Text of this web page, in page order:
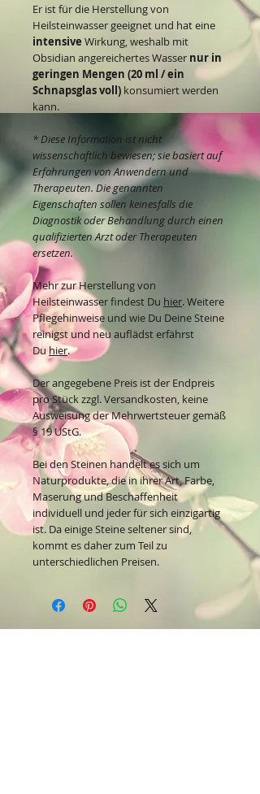
Er ist für die Herstellung von
Heilsteinwasser geeignet und hat eine
intensive Wirkung, weshalb mit
Obsidian angereichertes Wasser nur in
geringen Mengen (20 ml / ein
Schnapsglas voll) konsumiert werden
kann.
* Diese Information ist nicht
wissenschaftlich bewiesen; sie basiert auf
Erfahrungen von Anwendern und
Therapeuten. Die genannten
Eigenschaften sollen keinesfalls die
Diagnostik oder Behandlung durch einen
qualifizierten Arzt oder Therapeuten
ersetzen.
Mehr zur Herstellung von
Heilsteinwasser findest Du hier. Weitere
Pflegehinweise und wie Du Deine Steine
reinigst und neu auflädst erfährst
Du hier.
Der angegebene Preis ist der Endpreis
pro Stück zzgl. Versandkosten, keine
Ausweisung der Mehrwertsteuer gemäß
§ 19 UStG.
Bei den Steinen handelt es sich um
Naturprodukte, die in ihrer Art, Farbe,
Maserung und Beschaffenheit
individuell und jeder für sich einzigartig
ist. Da einige Steine seltener sind,
kommt es daher zum Teil zu
unterschiedlichen Preisen.